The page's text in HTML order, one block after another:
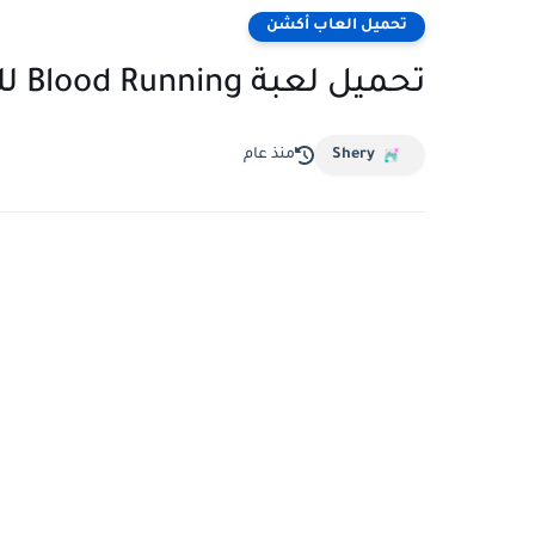
تحميل العاب أكشن
تحميل لعبة Blood Running للكمبيوتر مجانا من ميديا فاير
Shery منذ عام